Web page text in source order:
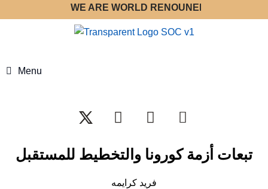
WE ARE WORLD RENOUNED STRATEGY
Menu
تبعات أزمة كورونا والتخطيط للمستقبل
فريد كرايمه